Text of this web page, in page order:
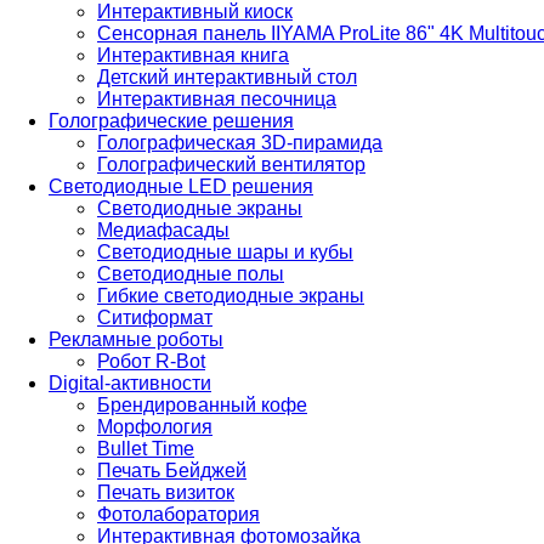
Интерактивный киоск
Сенсорная панель IIYAMA ProLite 86" 4K
Интерактивная книга
Детский интерактивный стол
Интерактивная песочница
Голографические решения
Голографическая 3D-пирамида
Голографический вентилятор
Светодиодные LED решения
Светодиодные экраны
Медиафасады
Светодиодные шары и кубы
Светодиодные полы
Гибкие светодиодные экраны
Ситиформат
Рекламные роботы
Робот R-Bot
Digital-активности
Брендированный кофе
Морфология
Bullet Time
Печать Бейджей
Печать визиток
Фотолаборатория
Интерактивная фотомозайка